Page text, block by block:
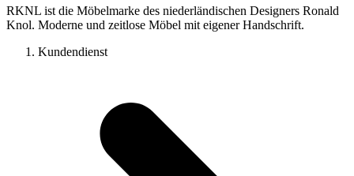
RKNL ist die Möbelmarke des niederländischen Designers Ronald
Knol. Moderne und zeitlose Möbel mit eigener Handschrift.
Kundendienst